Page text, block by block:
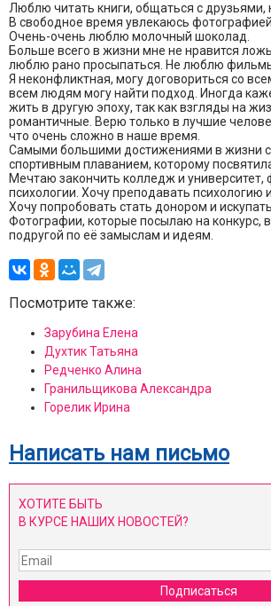
Люблю читать книги, общаться с друзьями,
В свободное время увлекаюсь
Очень-очень люблю молочный шоколад.
Больше всего в жизни мне не нравится
люблю рано просыпаться. Не люблю фильмы
Я неконфликтная, могу договориться со
всем людям могу найти подход. Иногда
жить в другую эпоху, так как взгляды на
романтичные. Верю только в лучшие
что очень сложно в наше время.
Самыми большими достижениями в жизни
спортивным плаванием, которому
Мечтаю закончить колледж и университет,
психологии. Хочу преподавать психологию
Хочу попробовать стать донором и
Фотографии, которые посылаю на конкурс,
подругой по её замыслам и идеям.
Посмотрите также:
Зарубина Елена
Духтик Татьяна
Редченко Алина
Гранильщикова Александра
Горелик Ирина
Написать нам письмо
ХОТИТЕ БЫТЬ
В КУРСЕ НАШИХ НОВОСТЕЙ?
Подписаться